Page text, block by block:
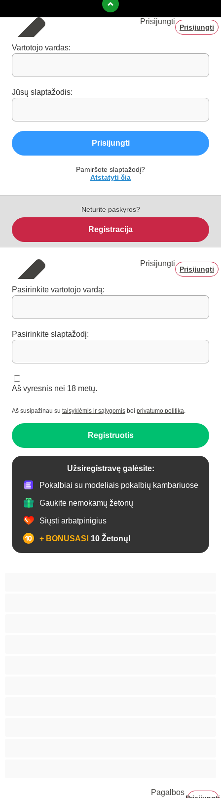
Prisijungti
Prisijungti
Vartotojo vardas:
Jūsų slaptažodis:
Prisijungti
Pamiršote slaptažodį?
Atstatyti čia
Neturite paskyros?
Registracija
Prisijungti
Prisijungti
Pasirinkite vartotojo vardą:
Pasirinkite slaptažodį:
Aš vyresnis nei 18 metų.
Aš susipažinau su taisyklėmis ir sąlygomis bei privatumo politika.
Registruotis
Užsiregistravę galėsite:
Pokalbiai su modeliais pokalbių kambariuose
Gaukite nemokamų žetonų
Siųsti arbatpinigius
+ BONUSAS! 10 Žetonų!
Pagalbos